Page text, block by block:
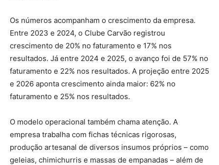
Os números acompanham o crescimento da empresa.
Entre 2023 e 2024, o Clube Carvão registrou
crescimento de 20% no faturamento e 17% nos
resultados. Já entre 2024 e 2025, o avanço foi de 57% no
faturamento e 22% nos resultados. A projeção entre 2025
e 2026 aponta crescimento ainda maior: 62% no
faturamento e 25% nos resultados.
O modelo operacional também chama atenção. A
empresa trabalha com fichas técnicas rigorosas,
produção artesanal de diversos insumos próprios – como
geleias, chimichurris e massas de empanadas – além de